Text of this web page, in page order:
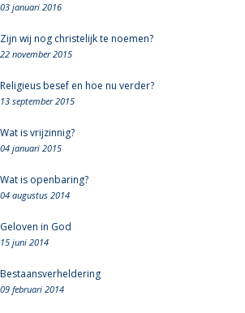
03 januari 2016
Zijn wij nog christelijk te noemen?
22 november 2015
Religieus besef en hoe nu verder?
13 september 2015
Wat is vrijzinnig?
04 januari 2015
Wat is openbaring?
04 augustus 2014
Geloven in God
15 juni 2014
Bestaansverheldering
09 februari 2014